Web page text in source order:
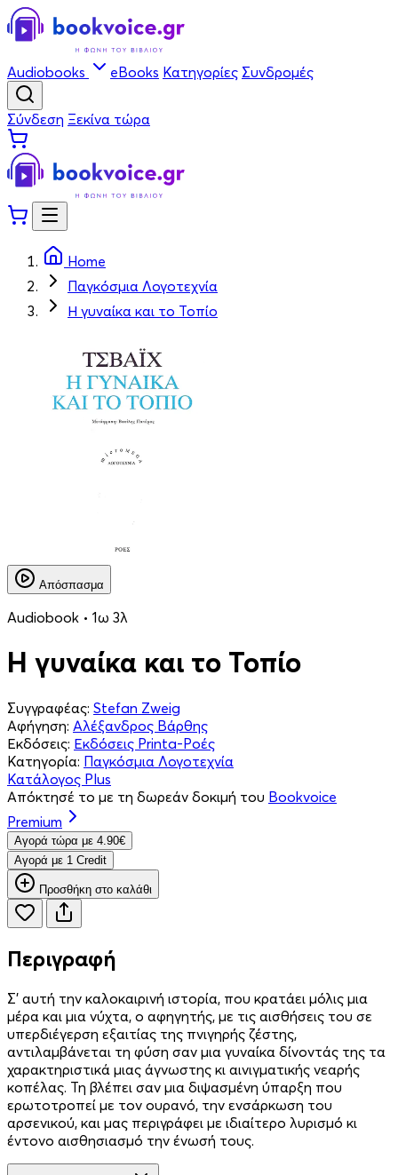
Audiobooks eBooks Κατηγορίες Συνδρομές
Σύνδεση Ξεκίνα τώρα
Home
Παγκόσμια Λογοτεχνία
Η γυναίκα και το Τοπίο
Απόσπασμα
Audiobook • 1ω 3λ
Η γυναίκα και το Τοπίο
Συγγραφέας: Stefan Zweig
Αφήγηση: Αλέξανδρος Βάρθης
Εκδόσεις: Εκδόσεις Printa-Ροές
Κατηγορία: Παγκόσμια Λογοτεχνία
Κατάλογος Plus
Απόκτησέ το με τη δωρεάν δοκιμή του Bookvoice
Premium
Aγορά τώρα με 4.90€
Aγορά με 1 Credit
Προσθήκη στο καλάθι
Περιγραφή
Σ' αυτή την καλοκαιρινή ιστορία, που κρατάει μόλις μια
μέρα και μια νύχτα, ο αφηγητής, με τις αισθήσεις του σε
υπερδιέγερση εξαιτίας της πνιγηρής ζέστης,
αντιλαμβάνεται τη φύση σαν μια γυναίκα δίνοντάς της τα
χαρακτηριστικά μιας άγνωστης κι αινιγματικής νεαρής
κοπέλας. Τη βλέπει σαν μια διψασμένη ύπαρξη που
ερωτοτροπεί με τον ουρανό, την ενσάρκωση του
αρσενικού, και μας περιγράφει με ιδιαίτερο λυρισμό κι
έντονο αισθησιασμό την ένωσή τους.